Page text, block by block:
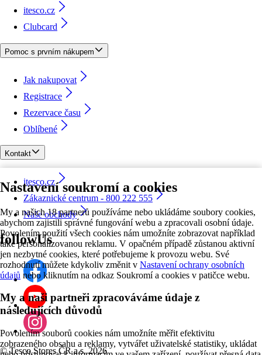
Nastavení soukromí a cookies
My a našich 18 partnerů používáme nebo ukládáme soubory cookies,
abychom zajistili správné fungování webu a zpracovali osobní údaje.
Povolením použití všech cookies nám umožníte zobrazovat například
také personalizovanou reklamu. V opačném případě zůstanou aktivní
jen nezbytné cookies, které potřebujeme k provozu webu. Své
rozhodnutí můžete kdykoliv změnit v Nastavení ochrany osobních
údajů nebo kliknutím na odkaz Soukromí a cookies v patičce webu.
My a naši partneři zpracováváme údaje z
následujících důvodů
Povolením souborů cookies nám umožníte měřit efektivitu
zobrazeného obsahu a reklamy, vytvářet uživatelské statistiky, ukládat
itesco.cz
Clubcard
Pomoc s prvním nákupem
Jak nakupovat
Registrace
Rezervace času
Oblíbené
Kontakt
itesco.cz
Zákaznické centrum - 800 222 555
Naše obchody
followUs
©Tesco Stores ČR a.s. 2026